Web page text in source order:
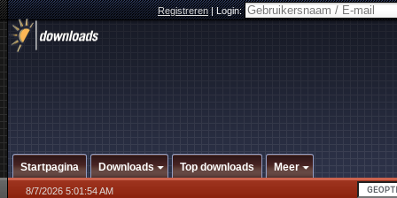
Registreren|Login:
Startpagina Downloads Top downloads Meer
8/7/2026 5:01:54 AM